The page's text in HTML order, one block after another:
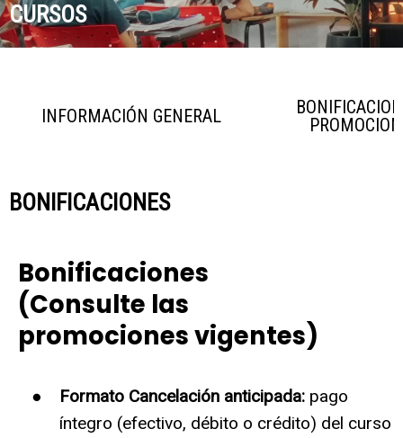
CURSOS
INFORMACIÓN GENERAL
BONIFICACIONES
Bonificaciones
(Consulte las
promociones vigentes)
Formato Cancelación anticipada:pago
íntegro (efectivo, débito o crédito) del curso